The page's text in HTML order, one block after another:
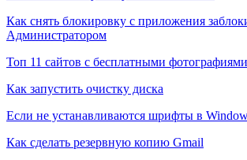
Как снять блокировку с приложения
Администратором
Топ 11 сайтов с бесплатными фотографиями
Как запустить очистку диска
Если не устанавливаются шрифты в
Как сделать резервную копию Gmail